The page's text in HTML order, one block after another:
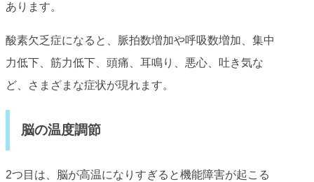
あります。
酸素欠乏症になると、脈拍数増加や呼吸数増加、集中
力低下、筋力低下、頭痛、耳鳴り、悪心、吐き気な
ど、さまざまな症状が現れます。
脳の温度調節
2つ目は、脳が高温になりすぎると機能障害が起こる